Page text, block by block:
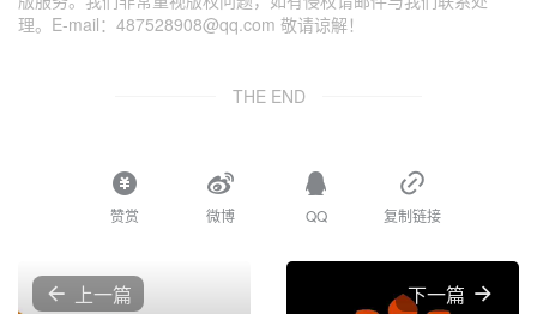
理。E-mail：487528908@qq.com 敬请谅解！
THE END
赞赏 微博 QQ 复制链接
上一篇 下一篇